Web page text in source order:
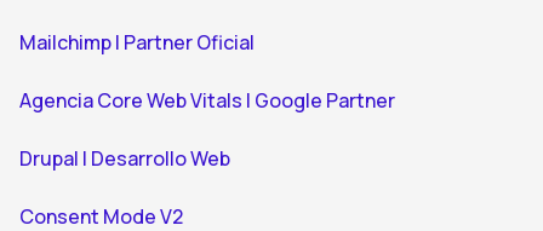
Mailchimp | Partner Oficial
Agencia Core Web Vitals | Google Partner
Drupal | Desarrollo Web
Consent Mode V2